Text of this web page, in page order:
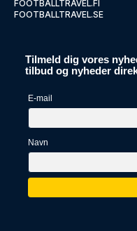
Holiday Inn Liverpool
Med et ophold ved
LÆS MERE OM
FOOTBALLTRAVEL.FI
FOOTBALLTRAVEL.SE
Tilmeld dig vores
tilbud og nyheder
E-mail
Navn